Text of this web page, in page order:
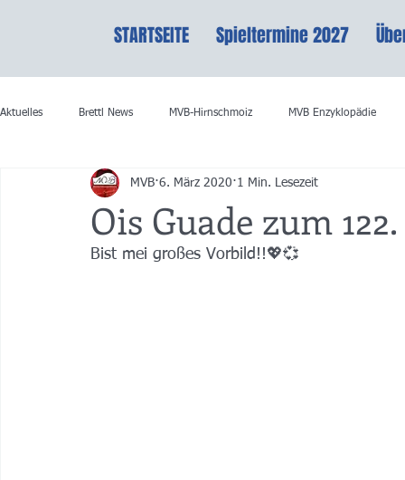
STARTSEITE Spieltermine 2027
Aktuelles Brettl News MVB-Hirnschmoiz MVB Enzyklopädie
Ois Guade zum
MVB 6. März 2020 1 Min. Lesezeit
Bist mei großes Vorbild!!💖💞